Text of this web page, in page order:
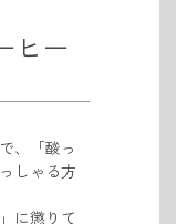
ヒー
、「酸っ
しゃる方
に懲りて